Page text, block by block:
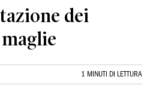
dei
1 MINUTI DI LETTURA